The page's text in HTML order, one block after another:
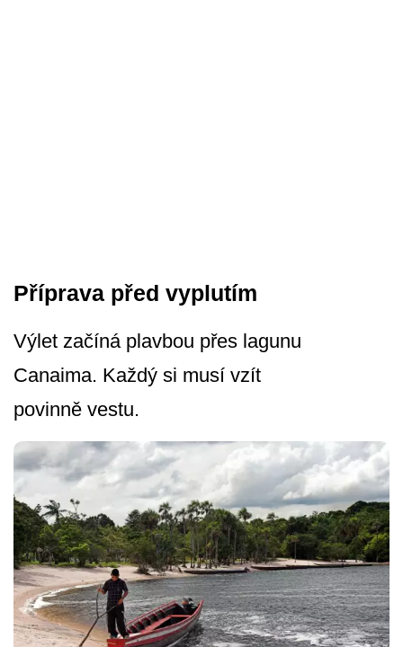
Příprava před vyplutím
Výlet začíná plavbou přes lagunu
Canaima. Každý si musí vzít
povinně vestu.